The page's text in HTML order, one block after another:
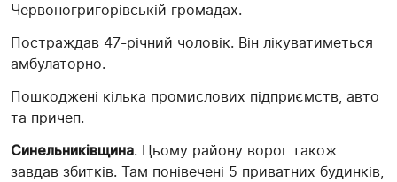
Червоногригорівській громадах.
Постраждав 47-річний чоловік. Він лікуватиметься
амбулаторно.
Пошкоджені кілька промислових підприємств, авто
та причеп.
Синельниківщина. Цьому району ворог також
завдав збитків. Там понівечені 5 приватних будинків,